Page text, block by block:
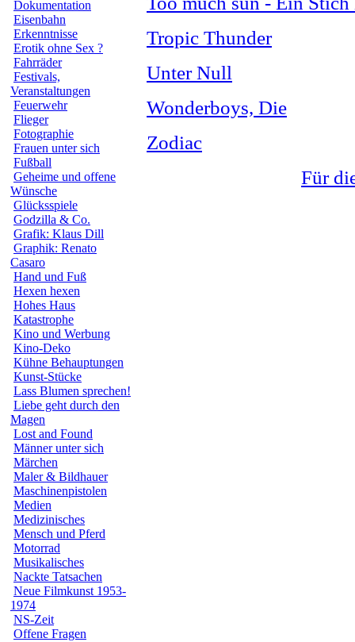
Dokumentation
Eisenbahn
Erkenntnisse
Erotik ohne Sex ?
Fahrräder
Festivals,
Veranstaltungen
Feuerwehr
Flieger
Fotographie
Frauen unter sich
Fußball
Geheime und offene
Wünsche
Glücksspiele
Godzilla & Co.
Grafik: Klaus Dill
Graphik: Renato
Casaro
Hand und Fuß
Hexen hexen
Hohes Haus
Katastrophe
Kino und Werbung
Kino-Deko
Kühne Behauptungen
Kunst-Stücke
Lass Blumen sprechen!
Liebe geht durch den
Magen
Lost and Found
Männer unter sich
Märchen
Maler & Bildhauer
Maschinenpistolen
Medien
Medizinisches
Mensch und Pferd
Motorrad
Musikalisches
Nackte Tatsachen
Neue Filmkunst 1953-
1974
NS-Zeit
Offene Fragen
Tropic Thunder
Unter Null
Wonderboys, Die
Zodiac
Für